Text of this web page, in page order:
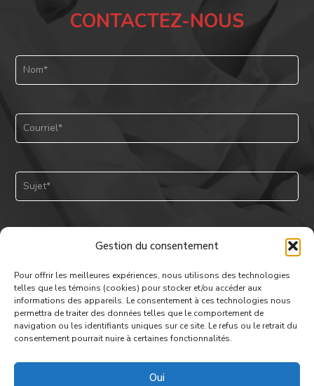
Gestion du consentement
Pour offrir les meilleures expériences, nous utilisons des technologies
telles que les témoins (cookies) pour stocker et/ou accéder aux
informations des appareils. Le consentement à ces technologies nous
permettra de traiter des données telles que le comportement de
navigation ou les identifiants uniques sur ce site. Le refus ou le retrait du
consentement pourrait nuire à certaines fonctionnalités.
Oui
CONTACTEZ-NOUS